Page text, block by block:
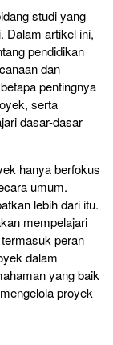
studi yang
Dalam artikel ini,
pendidikan
dan
pentingnya
serta
dasar-dasar
hanya berfokus
umum.
lebih dari itu.
mempelajari
peran
dalam
yang baik
proyek